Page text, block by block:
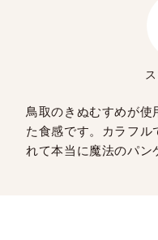
鳥取のきぬむすめが使
た食感です。カラフル
れて本当に魔法のパン